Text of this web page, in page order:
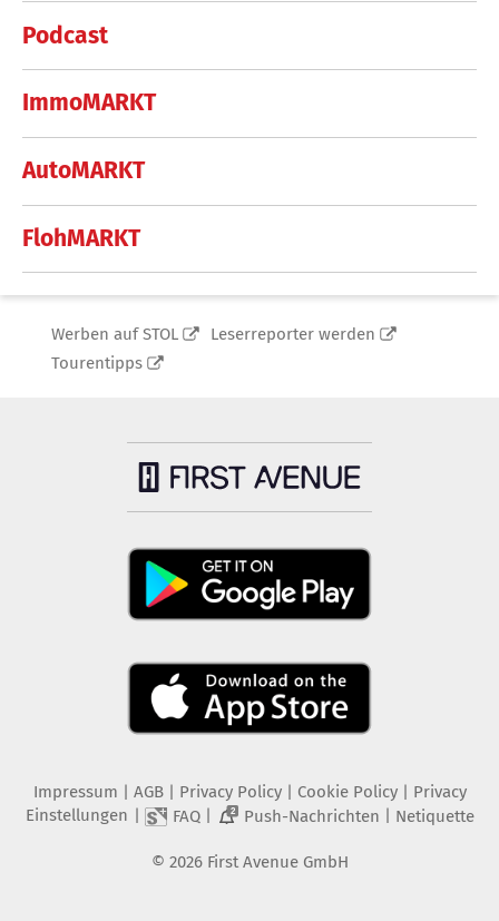
Podcast
ImmoMARKT
AutoMARKT
FlohMARKT
Werben auf STOL
Leserreporter werden
Tourentipps
Impressum AGB Privacy Policy| Cookie Policy| Privacy
Einstellungen
FAQ| 2 Push-Nachrichten Netiquette
© 2026 First Avenue GmbH